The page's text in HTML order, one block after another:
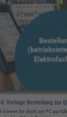
Vorlage Bestellung zur
können Sie direkt am PC